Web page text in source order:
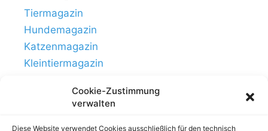
Cookie-Zustimmung
verwalten
Diese Website verwendet Cookies ausschließlich für den technisch
Tiermagazin
Hundemagazin
Katzenmagazin
Kleintiermagazin